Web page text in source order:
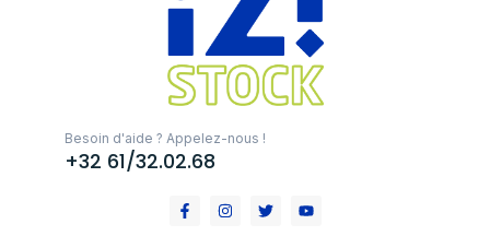
Besoin d'aide ? Appelez-nous !
+32 61/32.02.68